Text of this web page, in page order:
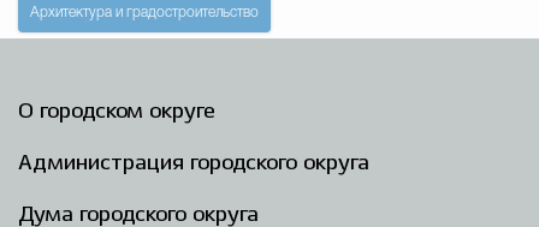
Архитектура и градостроительство
О городском округе
Администрация городского округа
Дума городского округа